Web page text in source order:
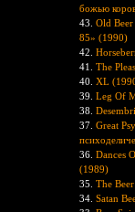
божью
43. Old Beer
85» (1990)
42.
41. The
40. XL
39. Leg Of
38.
37. Great
36. Dances
(1989)
35. The
34. Satan